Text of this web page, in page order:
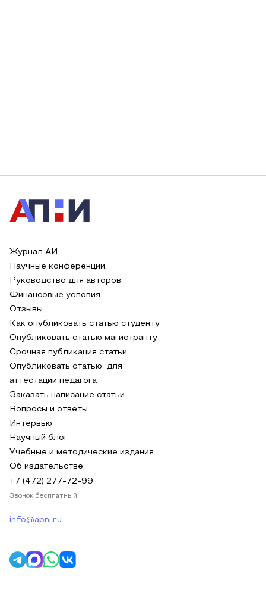
Журнал АИ
Научные конференции
Руководство для авторов
Финансовые условия
Отзывы
Как опубликовать статью студенту
Опубликовать статью магистранту
Срочная публикация статьи
Опубликовать статью для
аттестации педагога
Заказать написание статьи
Вопросы и ответы
Интервью
Научный блог
Учебные и методические издания
Об издательстве
+7 (472) 277-72-99
Звонок бесплатный
info@apni.ru